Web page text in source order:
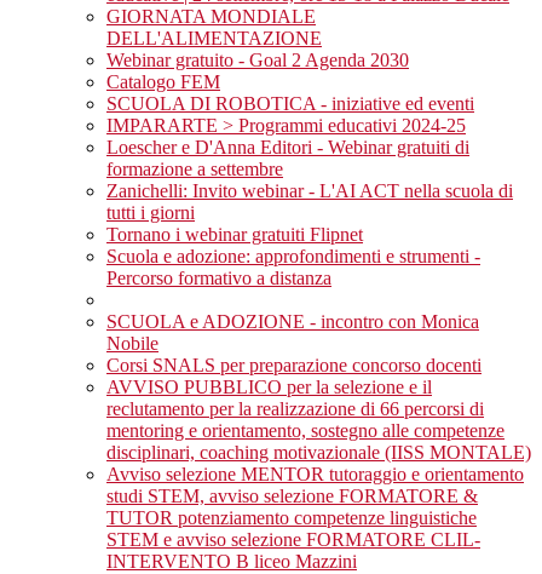
GIORNATA MONDIALE
DELL'ALIMENTAZIONE
Webinar gratuito - Goal 2 Agenda 2030
Catalogo FEM
SCUOLA DI ROBOTICA - iniziative ed eventi
IMPARARTE > Programmi educativi 2024-25
Loescher e D'Anna Editori - Webinar gratuiti di
formazione a settembre
Zanichelli: Invito webinar - L'AI ACT nella scuola di
tutti i giorni
Tornano i webinar gratuiti Flipnet
Scuola e adozione: approfondimenti e strumenti -
Percorso formativo a distanza
SCUOLA e ADOZIONE - incontro con Monica
Nobile
Corsi SNALS per preparazione concorso docenti
AVVISO PUBBLICO per la selezione e il
reclutamento per la realizzazione di 66 percorsi di
mentoring e orientamento, sostegno alle competenze
disciplinari, coaching motivazionale (IISS MONTALE)
Avviso selezione MENTOR tutoraggio e orientamento
studi STEM, avviso selezione FORMATORE &
TUTOR potenziamento competenze linguistiche
STEM e avviso selezione FORMATORE CLIL-
INTERVENTO B liceo Mazzini